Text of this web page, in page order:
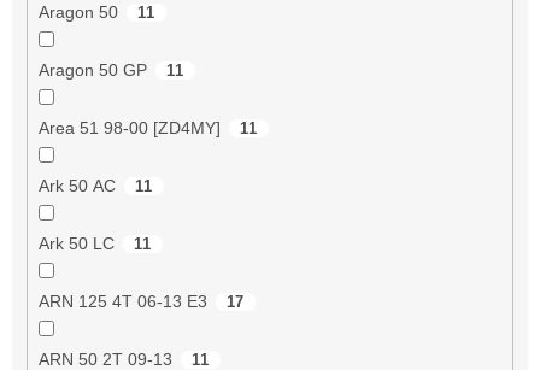
Aragon 50 11
Aragon 50 GP 11
Area 51 98-00 [ZD4MY] 11
Ark 50 AC 11
Ark 50 LC 11
ARN 125 4T 06-13 E3 17
ARN 50 2T 09-13 11